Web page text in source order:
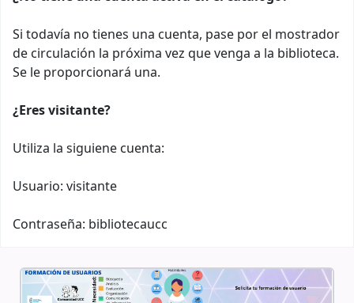
Si todavía no tienes una cuenta, pase por el mostrador
de circulación la próxima vez que venga a la biblioteca.
Se le proporcionará una.
¿Eres visitante?
Utiliza la siguiene cuenta:
Usuario: visitante
Contraseña: bibliotecaucc